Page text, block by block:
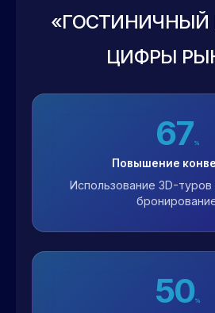
«ГОСТИНИЧНЫЙ
ЦИФРЫ
67%
Повышение
Использование 3D-туров
50%